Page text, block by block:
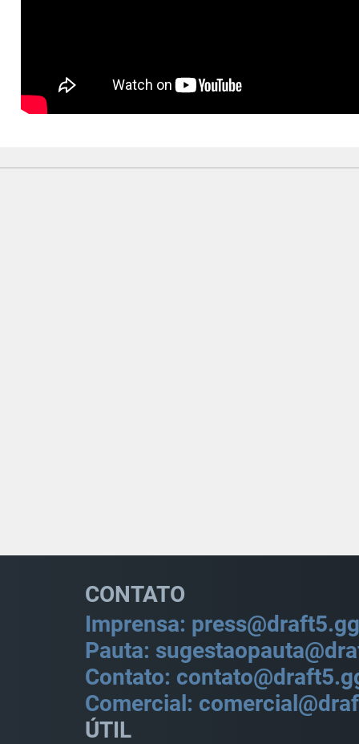
CONTATO
Imprensa: press@draft5.gg
Pauta:
Contato:
Comercial:
ÚTIL